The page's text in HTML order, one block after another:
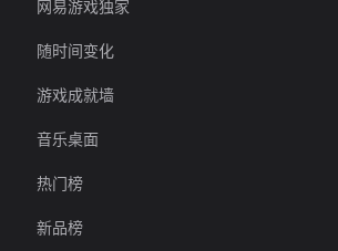
网易游戏独家
随时间变化
游戏成就墙
音乐桌面
热门榜
新品榜